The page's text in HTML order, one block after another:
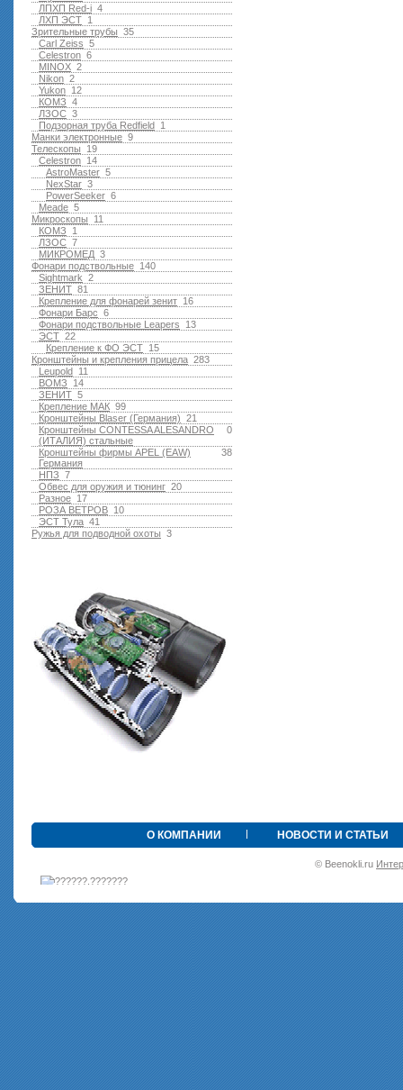
4
ЛПХП Red-i
1
ЛХП ЭСТ
35
Зрительные трубы
5
Carl Zeiss
6
Celestron
2
MINOX
2
Nikon
12
Yukon
4
КОМЗ
3
ЛЗОС
1
Подзорная труба Redfield
9
Манки электронные
19
Телескопы
14
Celestron
5
AstroMaster
3
NexStar
6
PowerSeeker
5
Meade
11
Микроскопы
1
КОМЗ
7
ЛЗОС
3
МИКРОМЕД
140
Фонари подствольные
2
Sightmark
81
ЗЕНИТ
16
Крепление для фонарей зенит
6
Фонари Барс
13
Фонари подствольные Leapers
22
ЭСТ
15
Крепление к ФО ЭСТ
283
Кронштейны и крепления прицела
11
Leupold
14
ВОМЗ
5
ЗЕНИТ
99
Крепление МАК
21
Кронштейны Blaser (Германия)
0
Кронштейны CONTESSA ALESANDRO
(ИТАЛИЯ) стальные
38
Кронштейны фирмы APEL (EAW)
Германия
7
НПЗ
20
Обвес для оружия и тюнинг
17
Разное
10
РОЗА ВЕТРОВ
41
ЭСТ Тула
3
Ружья для подводной оxоты
О КОМПАНИИ НОВОСТИ И СТАТЬИ
© Beenokli.ru
•